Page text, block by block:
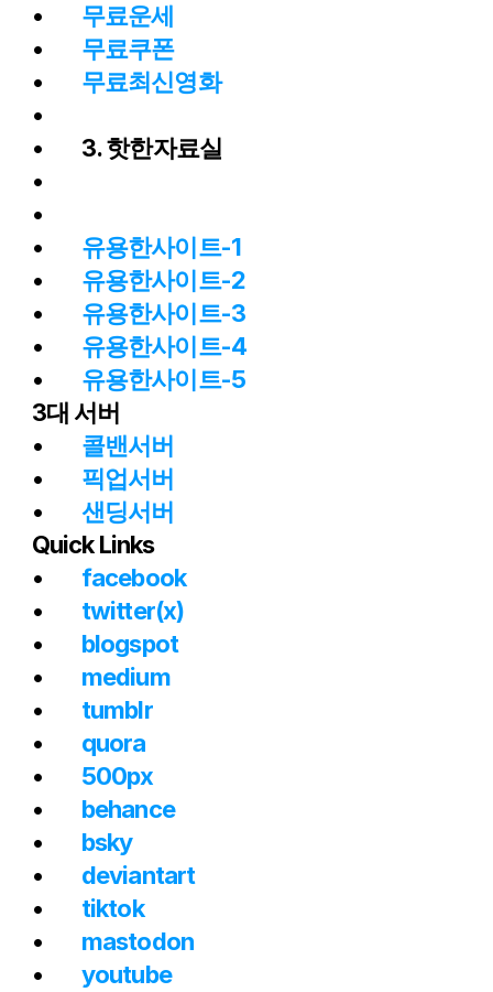
무료운세
무료쿠폰
무료최신영화
3. 핫한자료실
유용한사이트-1
유용한사이트-2
유용한사이트-3
유용한사이트-4
유용한사이트-5
3대 서버
콜밴서버
픽업서버
샌딩서버
Quick Links
facebook
twitter(x)
blogspot
medium
tumblr
quora
500px
behance
bsky
deviantart
tiktok
mastodon
youtube